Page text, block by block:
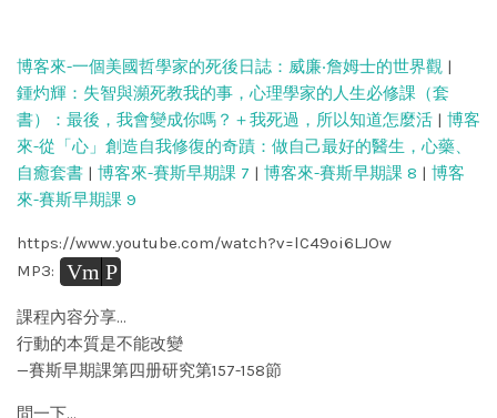
博客來-一個美國哲學家的死後日誌：威廉‧詹姆士的世界觀 |
鍾灼輝：失智與瀕死教我的事，心理學家的人生必修課（套
書）：最後，我會變成你嗎？＋我死過，所以知道怎麼活 | 博客
來-從「心」創造自我修復的奇蹟：做自己最好的醫生，心藥、
自癒套書 | 博客來-賽斯早期課 7 | 博客來-賽斯早期課 8 | 博客
來-賽斯早期課 9
https://www.youtube.com/watch?v=lC49oi6LJOw
MP3:
Vm P
課程內容分享…
行動的本質是不能改變
—賽斯早期課第四册研究第157-158節
問一下…